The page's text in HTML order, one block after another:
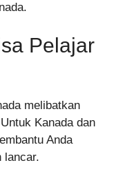
Pelajar
melibatkan
Kanada dan
Anda
lancar.